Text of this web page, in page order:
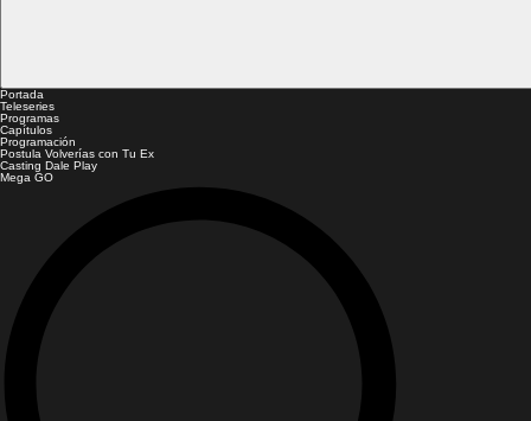
Portada
Teleseries
Programas
Capítulos
Programación
Postula Volverías con Tu Ex
Casting Dale Play
Mega GO